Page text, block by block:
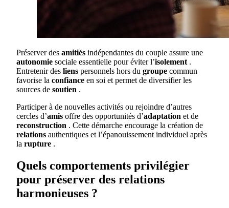
Préserver des amitiés indépendantes du couple assure une
autonomie sociale essentielle pour éviter l’isolement .
Entretenir des liens personnels hors du groupe commun
favorise la confiance en soi et permet de diversifier les
sources de soutien .
Participer à de nouvelles activités ou rejoindre d’autres
cercles d’amis offre des opportunités d’adaptation et de
reconstruction . Cette démarche encourage la création de
relations authentiques et l’épanouissement individuel après
la rupture .
Quels comportements privilégier
pour préserver des relations
harmonieuses ?